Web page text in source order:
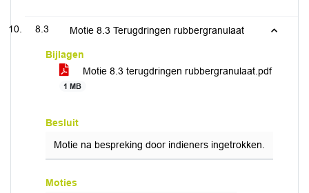
8.3 Motie 8.3 Terugdringen rubbergranulaat
Bijlagen
Motie 8.3 terugdringen rubbergranulaat.pdf
1 MB
Besluit
Motie na bespreking door indieners ingetrokken.
Moties